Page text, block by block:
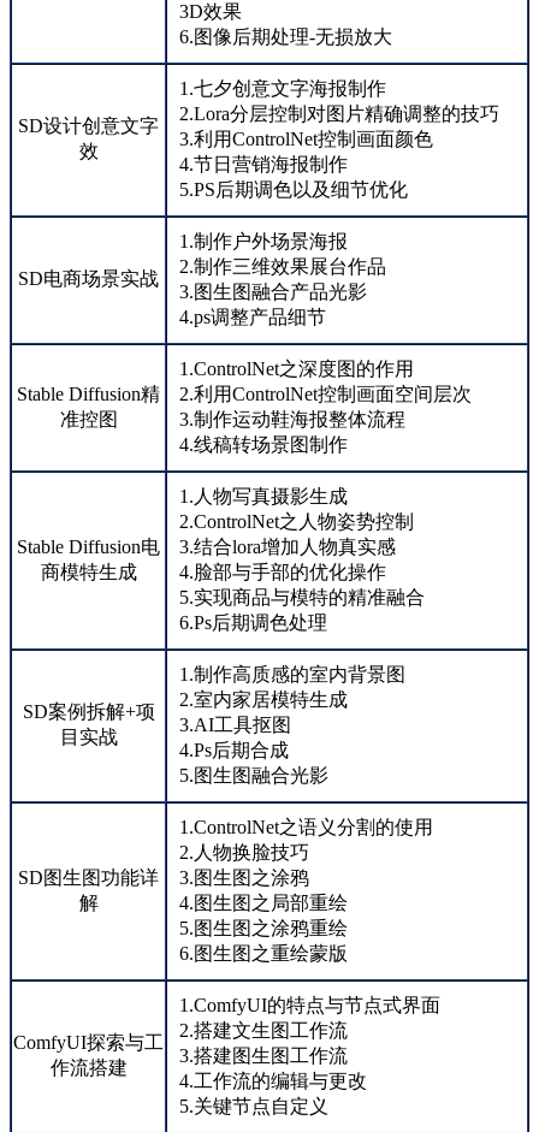
3D效果
6.图像后期处理-无损放大
SD设计创意文字
效
1.七夕创意文字海报制作
2.Lora分层控制对图片精确调整的技巧
3.利用ControlNet控制画面颜色
4.节日营销海报制作
5.PS后期调色以及细节优化
SD电商场景实战
1.制作户外场景海报
2.制作三维效果展台作品
3.图生图融合产品光影
4.ps调整产品细节
Stable Diffusion精
准控图
1.ControlNet之深度图的作用
2.利用ControlNet控制画面空间层次
3.制作运动鞋海报整体流程
4.线稿转场景图制作
Stable Diffusion电
商模特生成
1.人物写真摄影生成
2.ControlNet之人物姿势控制
3.结合lora增加人物真实感
4.脸部与手部的优化操作
5.实现商品与模特的精准融合
6.Ps后期调色处理
SD案例拆解+项
目实战
1.制作高质感的室内背景图
2.室内家居模特生成
3.AI工具抠图
4.Ps后期合成
5.图生图融合光影
SD图生图功能详
解
1.ControlNet之语义分割的使用
2.人物换脸技巧
3.图生图之涂鸦
4.图生图之局部重绘
5.图生图之涂鸦重绘
6.图生图之重绘蒙版
ComfyUI探索与工
作流搭建
1.ComfyUI的特点与节点式界面
2.搭建文生图工作流
3.搭建图生图工作流
4.工作流的编辑与更改
5.关键节点自定义